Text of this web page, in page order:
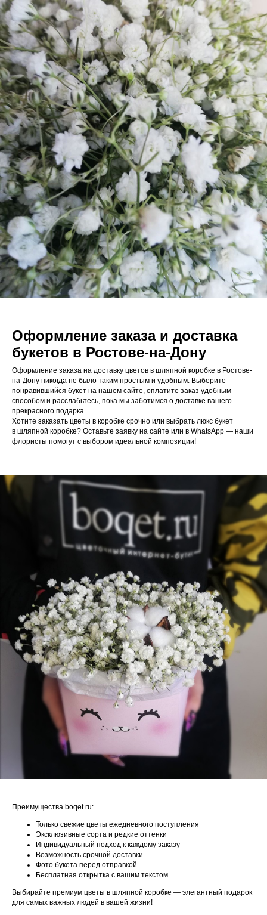
Оформление заказа и доставка
букетов в Ростове-на-Дону
Оформление заказа на доставку цветов в шляпной коробке в Ростове-
на-Дону никогда не было таким простым и удобным. Выберите
понравившийся букет на нашем сайте, оплатите заказ удобным
способом и расслабьтесь, пока мы заботимся о доставке вашего
прекрасного подарка.
Хотите заказать цветы в коробке срочно или выбрать люкс букет
в шляпной коробке? Оставьте заявку на сайте или в WhatsApp — наши
флористы помогут с выбором идеальной композиции!
Преимущества boqet.ru:
Только свежие цветы ежедневного поступления
Эксклюзивные сорта и редкие оттенки
Индивидуальный подход к каждому заказу
Возможность срочной доставки
Фото букета перед отправкой
Бесплатная открытка с вашим текстом
Выбирайте премиум цветы в шляпной коробке — элегантный подарок
для самых важных людей в вашей жизни!